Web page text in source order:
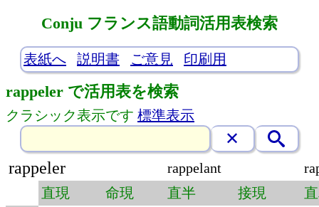
Conju フランス語動詞活用表検索
表紙へ 説明書 ご意見 印刷用
rappeler で活用表を検索
クラシック表示です 標準表示
rappeler rappelant
直現
命現 直半 接現